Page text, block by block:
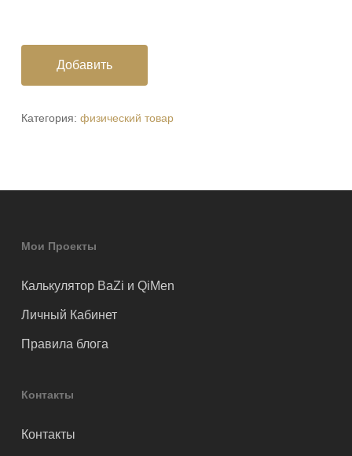
Добавить
Категория: физический товар
Мои Проекты
Калькулятор BaZi и QiMen
Личный Кабинет
Правила блога
Контакты
Контакты